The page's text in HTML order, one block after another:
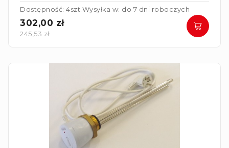
wykonany ze stali nierdzewnej, żaroodpornej
INCOLOY825 z wyższą odpornością na
przegrzewanie oraz działania agresywne.
Dostępność: 4szt. Wysyłka w: do 7 dni roboczych
302,00 zł
245,53 zł